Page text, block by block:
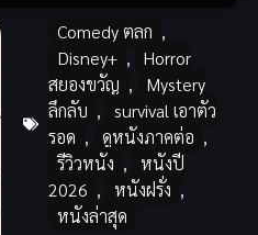
Comedy ตลก ,
Disney+ ,
Horror
สยองขวัญ ,
Mystery
ลึกลับ ,
survival เอาตัว
รอด , ดูหนังภาคต่อ ,
รีวิวหนัง ,
หนังปี
2026 , หนังฝรั่ง ,
หนังล่าสุด